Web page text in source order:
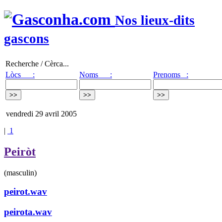
Nos lieux-dits
gascons
Recherche / Cèrca...
Lòcs :
Noms : Prenoms :
vendredi 29 avril 2005
| 1
Peiròt
(masculin)
peirot.wav
peirota.wav